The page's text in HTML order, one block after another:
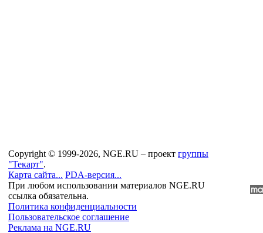
Copyright © 1999-2026, NGE.RU – проект группы
"Текарт".
Карта сайта... PDA-версия...
При любом использовании материалов NGE.RU
ссылка обязательна.
Политика конфиденциальности
Пользовательское соглашение
Реклама на NGE.RU